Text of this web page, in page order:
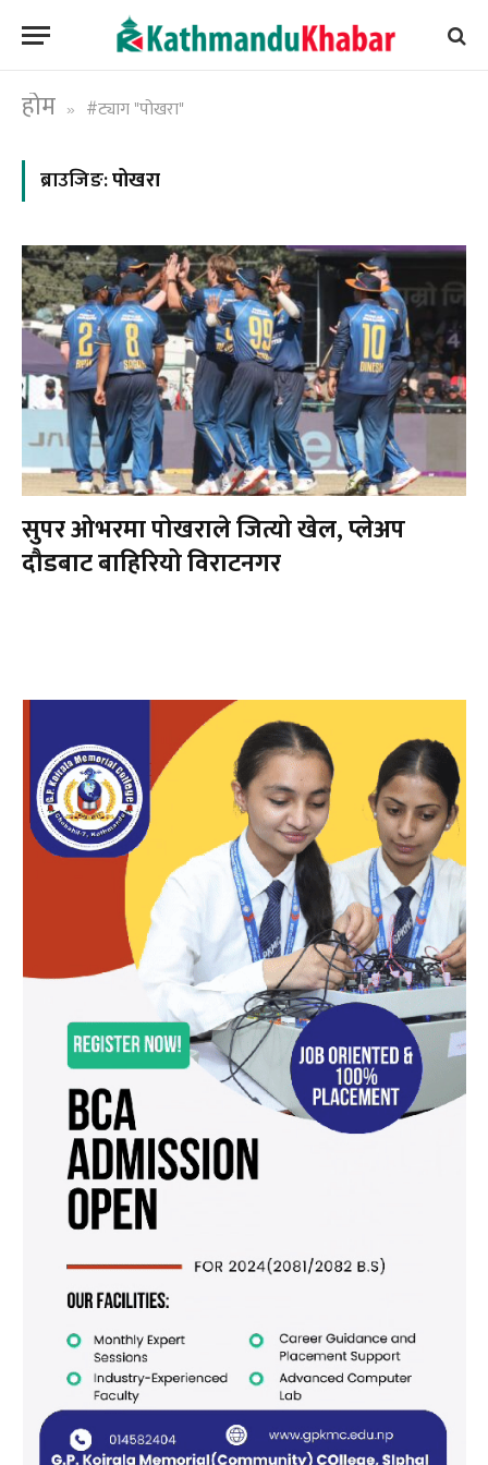
होम » #ट्याग "पोखरा"
ब्राउजिङ:पोखरा
सुपर ओभरमा पोखराले जित्यो खेल, प्लेअप
दौडबाट बाहिरियो विराटनगर